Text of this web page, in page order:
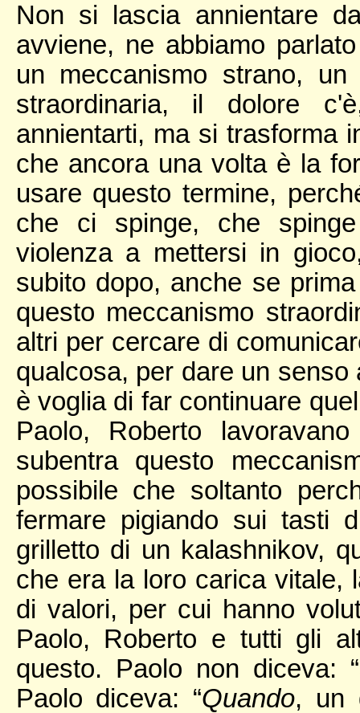
Non si lascia annientare
avviene, ne abbiamo
un meccanismo strano,
straordinaria, il dolore
annientarti, ma si trasforma
che ancora una volta è la
usare questo termine,
che ci spinge, che
violenza a mettersi in
subito dopo, anche se
questo meccanismo
altri per cercare di
qualcosa, per dare un
è voglia di far continuare
Paolo, Roberto
subentra questo
possibile che soltanto
fermare pigiando sui tasti
grilletto di un kalashnikov,
che era la loro carica vitale,
di valori, per cui hanno
Paolo, Roberto e tutti gli
questo. Paolo non diceva: “
Paolo diceva: “Quando, un